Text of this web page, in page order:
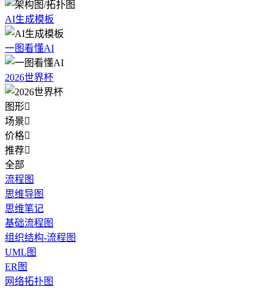
AI生成模板
一图看懂AI
2026世界杯
图形
场景
价格
推荐
全部
流程图
思维导图
思维笔记
基础流程图
组织结构-流程图
UML图
ER图
网络拓扑图